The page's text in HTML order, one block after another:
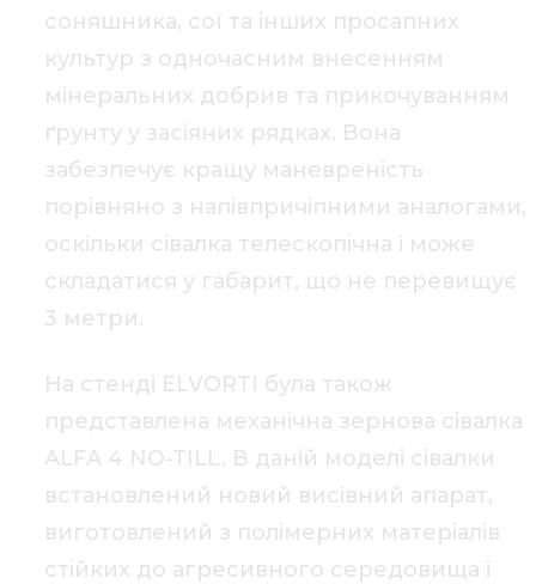
соняшника, сої та інших просапних
культур з одночасним внесенням
мінеральних добрив та прикочуванням
ґрунту у засіяних рядках. Вона
забезпечує кращу маневреність
порівняно з напівпричіпними аналогами,
оскільки сівалка телескопічна і може
складатися у габарит, що не перевищує
3 метри.
На стенді ELVORTI була також
представлена механічна зернова сівалка
ALFA 4 NO-TILL. В даній моделі сівалки
встановлений новий висівний апарат,
виготовлений з полімерних матеріалів
стійких до агресивного середовища і